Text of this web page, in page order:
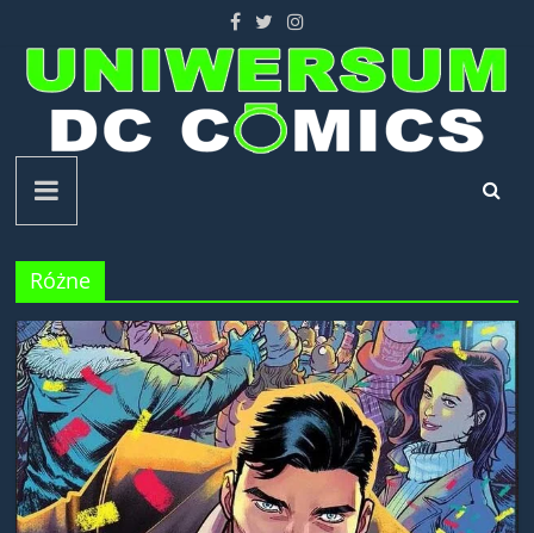
content
Uniwersum
DC
Comics
Różne